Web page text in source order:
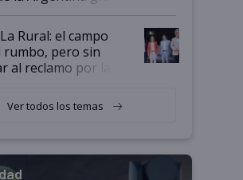
con Starlink
Rural: el campo
rumbo, pero sin
al reclamo por las
Ver todos los temas